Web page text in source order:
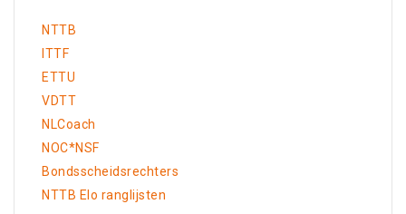
NTTB
ITTF
ETTU
VDTT
NLCoach
NOC*NSF
Bondsscheidsrechters
NTTB Elo ranglijsten